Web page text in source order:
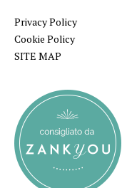
Privacy Policy
Cookie Policy
SITE MAP